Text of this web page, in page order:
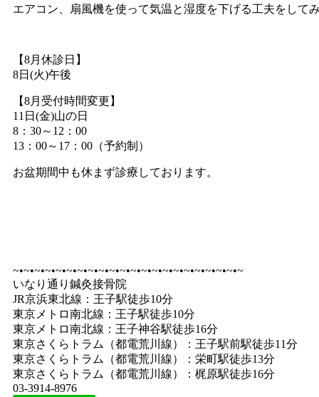
エアコン、扇風機を使って気温と湿度を下げる工夫をして
【8月休診日】
8日(火)午後
【8月受付時間変更】
11日(金)山の日
8：30～12：00
13：00～17：00（予約制）
お盆期間中も休まず診療しております。
~•~•~•~•~•~•~•~•~•~•~•~•~•~•~•~•~•~•~•~•~•~
いなり通り鍼灸接骨院
JR京浜東北線：王子駅徒歩10分
東京メトロ南北線：王子駅徒歩10分
東京メトロ南北線：王子神谷駅徒歩16分
東京さくらトラム（都電荒川線）：王子駅前駅徒歩11分
東京さくらトラム（都電荒川線）：栄町駅徒歩13分
東京さくらトラム（都電荒川線）：梶原駅徒歩16分
03-3914-8976